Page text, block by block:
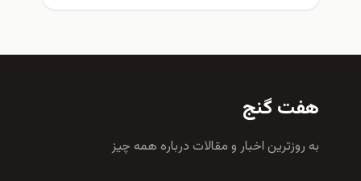
هفت گنج
به روزترين اخبار و مقالات درباره همه چيز